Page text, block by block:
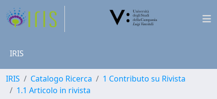
IRIS
IRIS Catalogo Ricerca
1 Contributo su Rivista
1.1 Articolo in rivista